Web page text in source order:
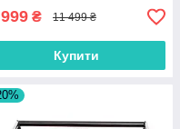
₴ 11 499 ₴
Купити